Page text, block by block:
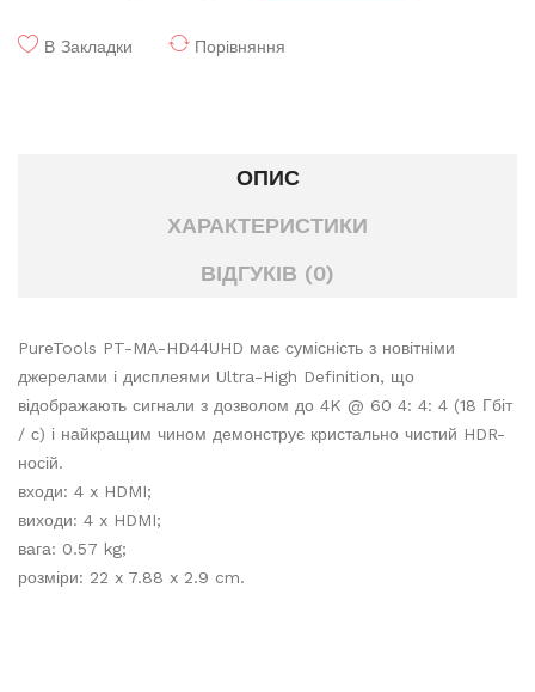
В Закладки Порівняння
ОПИС
ХАРАКТЕРИСТИКИ
ВІДГУКІВ (0)
PureTools PT-MA-HD44UHD має сумісність з новітніми
джерелами і дисплеями Ultra-High Definition, що
відображають сигнали з дозволом до 4K @ 60 4: 4: 4 (18 Гбіт
/ с) і найкращим чином демонструє кристально чистий HDR-
носій.
входи: 4 x HDMI;
виходи: 4 x HDMI;
вага: 0.57 kg;
розміри: 22 x 7.88 x 2.9 cm.